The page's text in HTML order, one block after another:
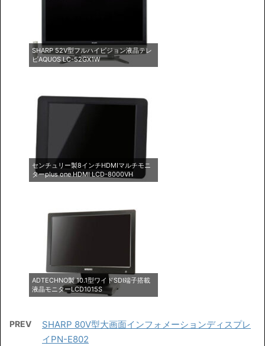
SHARP 52V型フルハイビジョン液晶テレ
ビAQUOS LC-52GX1W
センチュリー製8インチHDMIマルチモニ
ターplus one HDMI LCD-8000VH
ADTECHNO製 10.1型ワイドSDI端子搭載
液晶モニターLCD1015S
PREV
SHARP 80V型大画面インフォメーションディスプレ
イPN-E802